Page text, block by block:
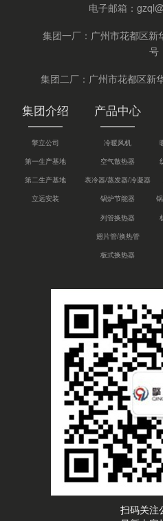
电子邮箱：
集团一厂：广州市花都区新
号
集团二厂：广州市花都区新
集团介绍
擎立公司
第一生产基地
第二生产基地
立远安装
产品中心
冷暖风机
空气散热器
表冷器/蒸发器/冷凝器
锅炉节能器
列管换热器
翅片管/换热管
板式换热器
扫码关注